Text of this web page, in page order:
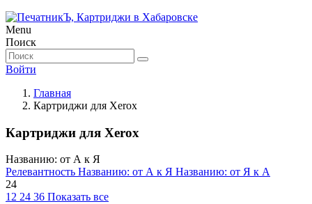
Menu
Поиск
Войти
Главная
Картриджи для Xerox
Картриджи для Xerox
Названию: от А к Я
Релевантность Названию: от А к Я Названию: от Я к А
24
12 24 36 Показать все